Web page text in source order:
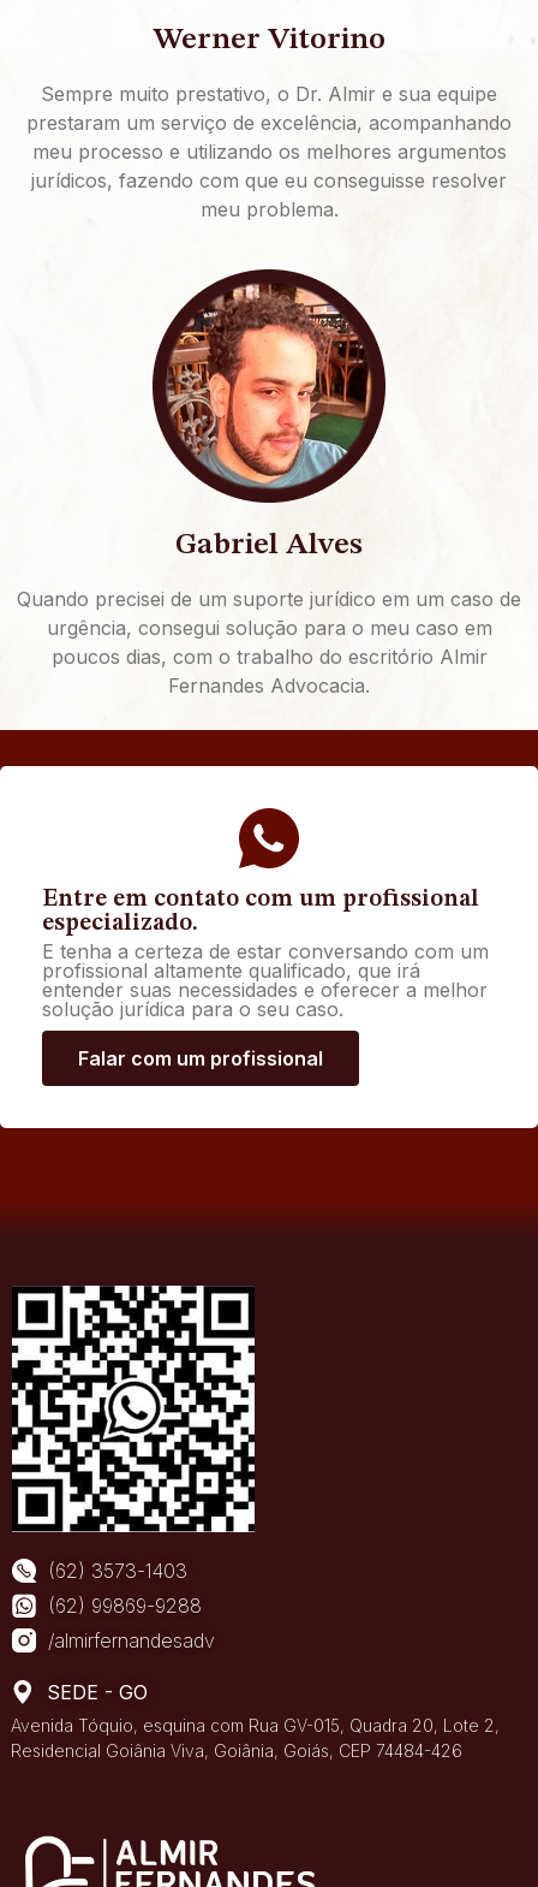
Werner Vitorino
Sempre muito prestativo, o Dr. Almir e sua equipe
prestaram um serviço de excelência, acompanhando
meu processo e utilizando os melhores argumentos
jurídicos, fazendo com que eu conseguisse resolver
meu problema.
Gabriel Alves
Quando precisei de um suporte jurídico em um caso de
urgência, consegui solução para o meu caso em
poucos dias, com o trabalho do escritório Almir
Fernandes Advocacia.
Entre em contato com um profissional
especializado.
E tenha a certeza de estar conversando com um
profissional altamente qualificado, que irá
entender suas necessidades e oferecer a melhor
solução jurídica para o seu caso.
Falar com um profissional
(62) 3573-1403
(62) 99869-9288
/almirfernandesadv
SEDE - GO
Avenida Tóquio, esquina com Rua GV-015, Quadra 20, Lote 2,
Residencial Goiânia Viva, Goiânia, Goiás, CEP 74484-426